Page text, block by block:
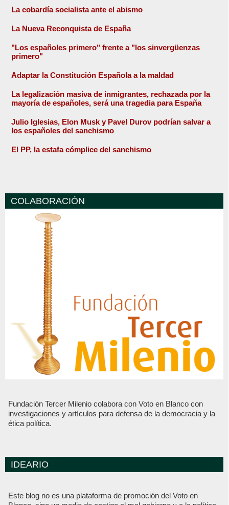
La cobardía socialista ante el abismo
La Nueva Reconquista de España
"Los españoles primero" frente a "los sinvergüenzas
primero"
Adaptar la Constitución Española a la maldad
La legalización masiva de inmigrantes, rechazada por la
mayoría de españoles, será una tragedia para España
Julio Iglesias, Elon Musk y Pavel Durov podrían salvar a
los españoles del sanchismo
El PP, la estafa cómplice del sanchismo
COLABORACIÓN
Fundación Tercer Milenio colabora con Voto en Blanco con
investigaciones y artículos para defensa de la democracia y la
ética política.
IDEARIO
Este blog no es una plataforma de promoción del Voto en